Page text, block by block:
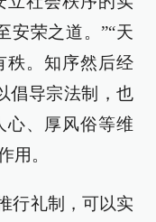
安荣之道。”“天
秩。知序然后经
倡导宗法制，也
心、厚风俗等维
用。
行礼制，可以实